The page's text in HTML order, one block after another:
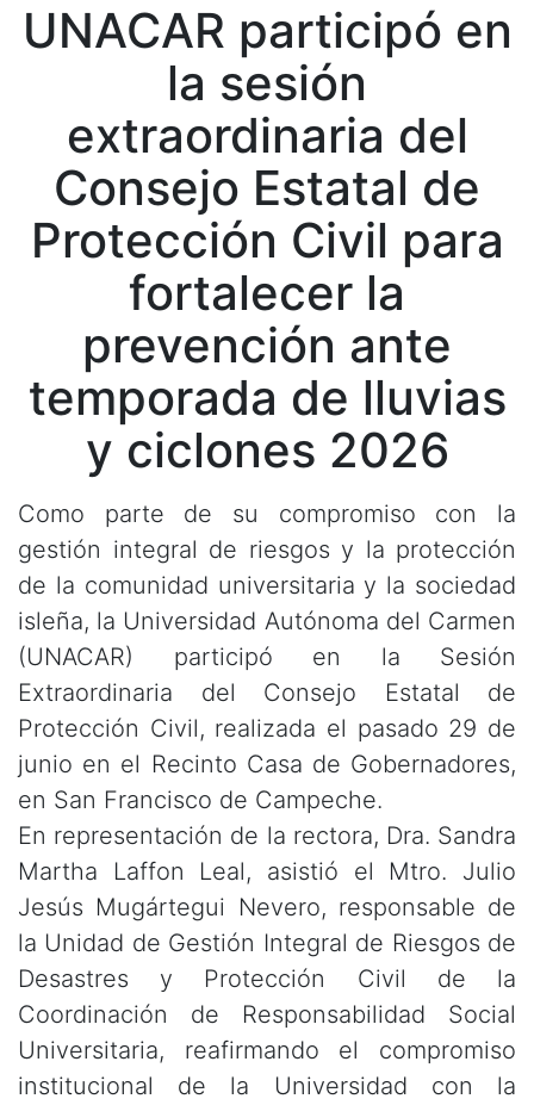
UNACAR participó en
la sesión
extraordinaria del
Consejo Estatal de
Protección Civil para
fortalecer la
prevención ante
temporada de lluvias
y ciclones 2026
Como parte de su compromiso con la
gestión integral de riesgos y la protección
de la comunidad universitaria y la sociedad
isleña, la Universidad Autónoma del Carmen
(UNACAR) participó en la Sesión
Extraordinaria del Consejo Estatal de
Protección Civil, realizada el pasado 29 de
junio en el Recinto Casa de Gobernadores,
en San Francisco de Campeche.
En representación de la rectora, Dra. Sandra
Martha Laffon Leal, asistió el Mtro. Julio
Jesús Mugártegui Nevero, responsable de
la Unidad de Gestión Integral de Riesgos de
Desastres y Protección Civil de la
Coordinación de Responsabilidad Social
Universitaria, reafirmando el compromiso
institucional de la Universidad con la